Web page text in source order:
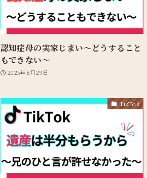
認知症母の実家じまい〜どうすること
もできない〜
2025年8月29日
TikTok